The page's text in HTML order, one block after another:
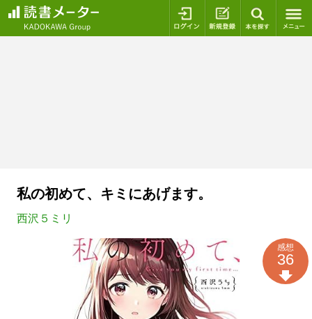
ログイン 新規登録
私の初めて、キミにあげます。
西沢５ミリ
感想
36